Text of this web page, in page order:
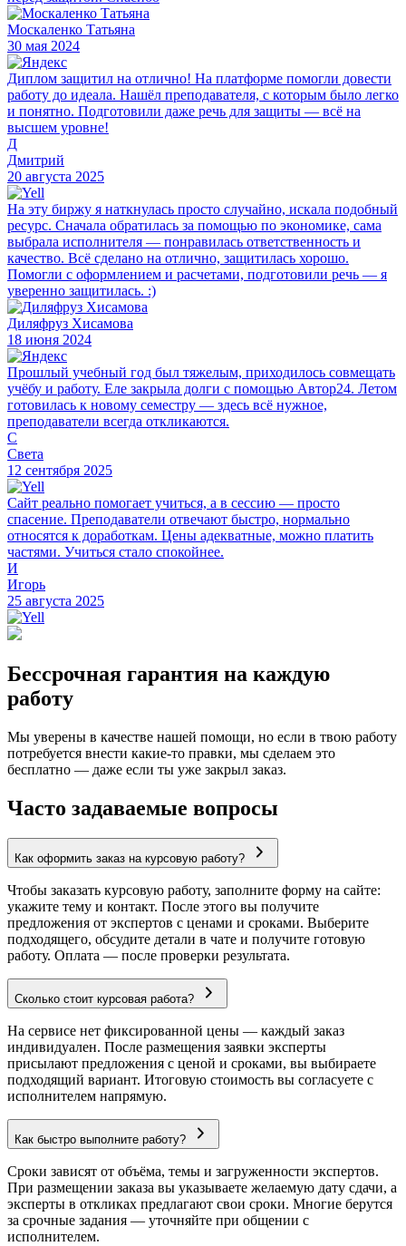
Москаленко Татьяна
30 мая 2024
Диплом защитил на отлично! На платформе помогли довести
работу до идеала. Нашёл преподавателя, с которым было легко
и понятно. Подготовили даже речь для защиты — всё на
высшем уровне!
Д
Дмитрий
20 августа 2025
На эту биржу я наткнулась просто случайно, искала подобный
ресурс. Сначала обратилась за помощью по экономике, сама
выбрала исполнителя — понравилась ответственность и
качество. Всё сделано на отлично, защитилась хорошо.
Помогли с оформлением и расчетами, подготовили речь — я
уверенно защитилась. :)
Диляфруз Хисамова
18 июня 2024
Прошлый учебный год был тяжелым, приходилось совмещать
учёбу и работу. Еле закрыла долги с помощью Автор24. Летом
готовилась к новому семестру — здесь всё нужное,
преподаватели всегда откликаются.
С
Света
12 сентября 2025
Сайт реально помогает учиться, а в сессию — просто
спасение. Преподаватели отвечают быстро, нормально
относятся к доработкам. Цены адекватные, можно платить
частями. Учиться стало спокойнее.
И
Игорь
25 августа 2025
Бессрочная гарантия на каждую
работу
Мы уверены в качестве нашей помощи, но если в твою работу
потребуется внести какие-то правки, мы сделаем это
бесплатно — даже если ты уже закрыл заказ.
Часто задаваемые вопросы
Как оформить заказ на курсовую работу?
Чтобы заказать курсовую работу, заполните форму на сайте:
укажите тему и контакт. После этого вы получите
предложения от экспертов с ценами и сроками. Выберите
подходящего, обсудите детали в чате и получите готовую
работу. Оплата — после проверки результата.
Сколько стоит курсовая работа?
На сервисе нет фиксированной цены — каждый заказ
индивидуален. После размещения заявки эксперты
присылают предложения с ценой и сроками, вы выбираете
подходящий вариант. Итоговую стоимость вы согласуете с
исполнителем напрямую.
Как быстро выполните работу?
Сроки зависят от объёма, темы и загруженности экспертов.
При размещении заказа вы указываете желаемую дату сдачи, а
эксперты в откликах предлагают свои сроки. Многие берутся
за срочные задания — уточняйте при общении с
исполнителем.